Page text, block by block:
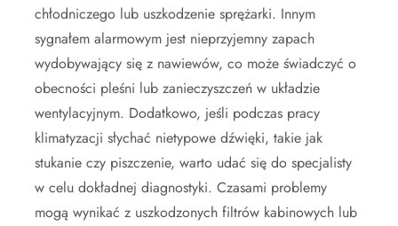
chłodniczego lub uszkodzenie sprężarki. Innym
sygnałem alarmowym jest nieprzyjemny zapach
wydobywający się z nawiewów, co może świadczyć o
obecności pleśni lub zanieczyszczeń w układzie
wentylacyjnym. Dodatkowo, jeśli podczas pracy
klimatyzacji słychać nietypowe dźwięki, takie jak
stukanie czy piszczenie, warto udać się do specjalisty
w celu dokładnej diagnostyki. Czasami problemy
mogą wynikać z uszkodzonych filtrów kabinowych lub